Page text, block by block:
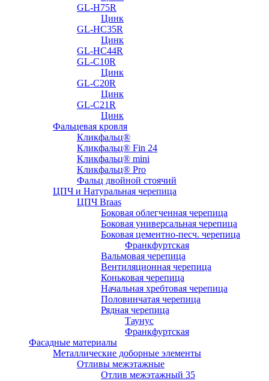
GL-H75R
Цинк
GL-HC35R
Цинк
GL-HC44R
GL-С10R
Цинк
GL-С20R
Цинк
GL-С21R
Цинк
Фальцевая кровля
Кликфальц®
Кликфальц® Fin 24
Кликфальц® mini
Кликфальц® Pro
Фальц двойной стоячий
ЦПЧ и Натуральная черепица
ЦПЧ Braas
Боковая облегченная черепица
Боковая универсальная черепица
Боковая цементно-песч. черепица
Франкфуртская
Вальмовая черепица
Вентиляционная черепица
Коньковая черепица
Начальная хребтовая черепица
Половинчатая черепица
Рядная черепица
Таунус
Франкфуртская
Фасадные материалы
Металлические доборные элементы
Отливы межэтажные
Отлив межэтажный 35